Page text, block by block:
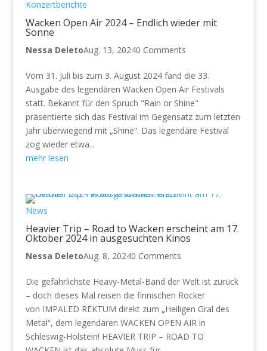
Konzertberichte
Wacken Open Air 2024 – Endlich wieder mit
Sonne
Nessa DeletoAug. 13, 20240 Comments
Vom 31. Juli bis zum 3. August 2024 fand die 33.
Ausgabe des legendären Wacken Open Air Festivals
statt. Bekannt für den Spruch "Rain or Shine"
präsentierte sich das Festival im Gegensatz zum letzten
Jahr überwiegend mit „Shine“. Das legendäre Festival
zog wieder etwa...
mehr lesen
News
Heavier Trip – Road to Wacken erscheint am 17.
Oktober 2024 in ausgesuchten Kinos
Nessa DeletoAug. 8, 20240 Comments
Die gefährlichste Heavy-Metal-Band der Welt ist zurück
– doch dieses Mal reisen die finnischen Rocker
von IMPALED REKTUM direkt zum „Heiligen Gral des
Metal“, dem legendären WACKEN OPEN AIR in
Schleswig-Holstein! HEAVIER TRIP – ROAD TO